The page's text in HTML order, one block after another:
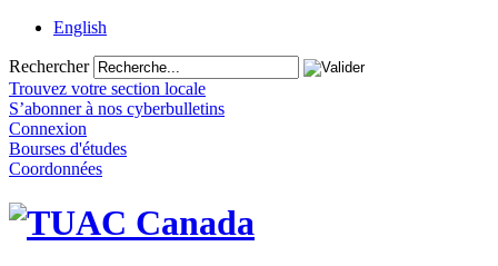
English
Rechercher
Trouvez votre section locale
S’abonner à nos cyberbulletins
Connexion
Bourses d'études
Coordonnées